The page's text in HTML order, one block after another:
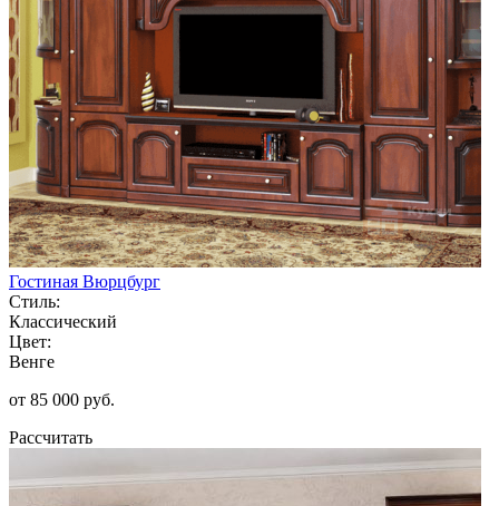
Гостиная Вюрцбург
Стиль:
Классический
Цвет:
Венге
от 85 000 руб.
Рассчитать